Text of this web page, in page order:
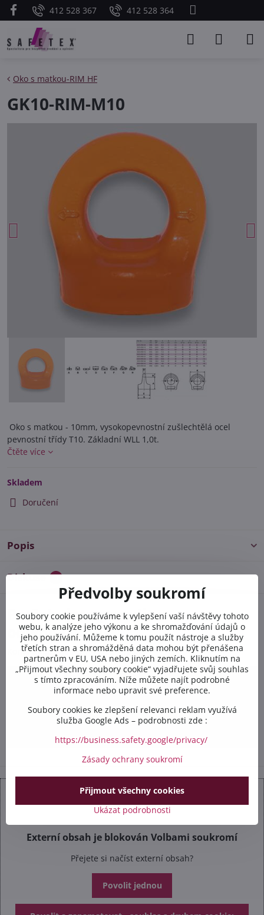
412 528 367 412 528 364
Oko s matkou-RIM HF
GK10-RIM-M10
Oko s matkou - 10mm, vysokopevnostní zušlechtělá ocel
pevnostní třídy T10. Základní WLL 1,0t.
Čtěte více
Skladem
Doručení
Popis
Diskuse 0
Potřebujete poradit s
objednávkou?
Kontaktujte nás PO-PÁ 8:00 - 16:00:
+420 412 528 367
+420 602 284 314
Externí obsah je blokován Volbami soukromí
Přejete si načíst externí obsah?
Povolit jednou
Předvolby soukromí
Soubory cookie používáme k vylepšení vaší návštěvy tohoto
webu, k analýze jeho výkonu a ke shromažďování údajů o
jeho používání. Můžeme k tomu použít nástroje a služby
třetích stran a shromážděná data mohou být přenášena
partnerům v EU, USA nebo jiných zemích. Kliknutím na
„Přijmout všechny soubory cookie“ vyjadřujete svůj souhlas
s tímto zpracováním. Níže můžete najít podrobné
informace nebo upravit své preference.
Soubory cookies ke zlepšení relevanci reklam využívá
služba Google Ads – podrobnosti zde :
https://business.safety.google/privacy/
Zásady ochrany soukromí
Ukázat podrobnosti
Přijmout všechny cookies